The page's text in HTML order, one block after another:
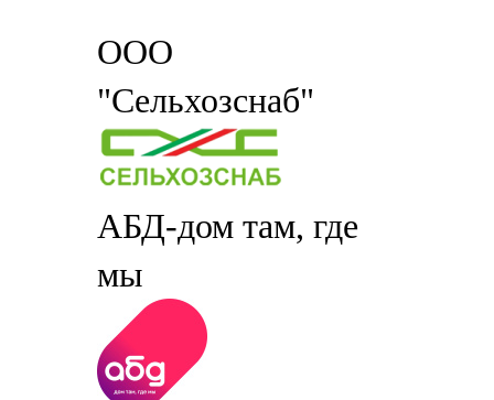
ООО
"Сельхозснаб"
АБД-дом там, где
мы